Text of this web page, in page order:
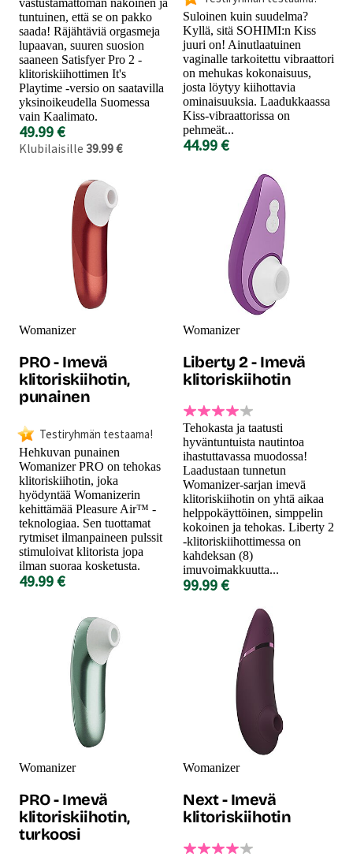
tuntuinen, että se on pakko
saada! Räjähtäviä orgasmeja
lupaavan, suuren suosion
saaneen Satisfyer Pro 2 -
klitoriskiihottimen It's
Playtime -versio on saatavilla
yksinoikeudella Suomessa
vain Kaalimato.
49.99 €
Klubilaisille 39.99 €
Suloinen kuin suudelma?
Kyllä, sitä SOHIMI:n Kiss
juuri on! Ainutlaatuinen
vaginalle tarkoitettu vibraattori
on mehukas kokonaisuus,
josta löytyy kiihottavia
ominaisuuksia. Laadukkaassa
Kiss-vibraattorissa on
pehmeät...
44.99 €
Womanizer
PRO - Imevä
klitoriskiihotin,
punainen
Testiryhmän testaama!
Hehkuvan punainen
Womanizer PRO on tehokas
klitoriskiihotin, joka
hyödyntää Womanizerin
kehittämää Pleasure Air™ -
teknologiaa. Sen tuottamat
rytmiset ilmanpaineen pulssit
stimuloivat klitorista jopa
ilman suoraa kosketusta.
49.99 €
Womanizer
Liberty 2 - Imevä
klitoriskiihotin
Tehokasta ja taatusti
hyväntuntuista nautintoa
ihastuttavassa muodossa!
Laadustaan tunnetun
Womanizer-sarjan imevä
klitoriskiihotin on yhtä aikaa
helppokäyttöinen, simppelin
kokoinen ja tehokas. Liberty 2
-klitoriskiihottimessa on
kahdeksan (8)
imuvoimakkuutta...
99.99 €
Womanizer
PRO - Imevä
klitoriskiihotin,
turkoosi
Womanizer
Next - Imevä
klitoriskiihotin